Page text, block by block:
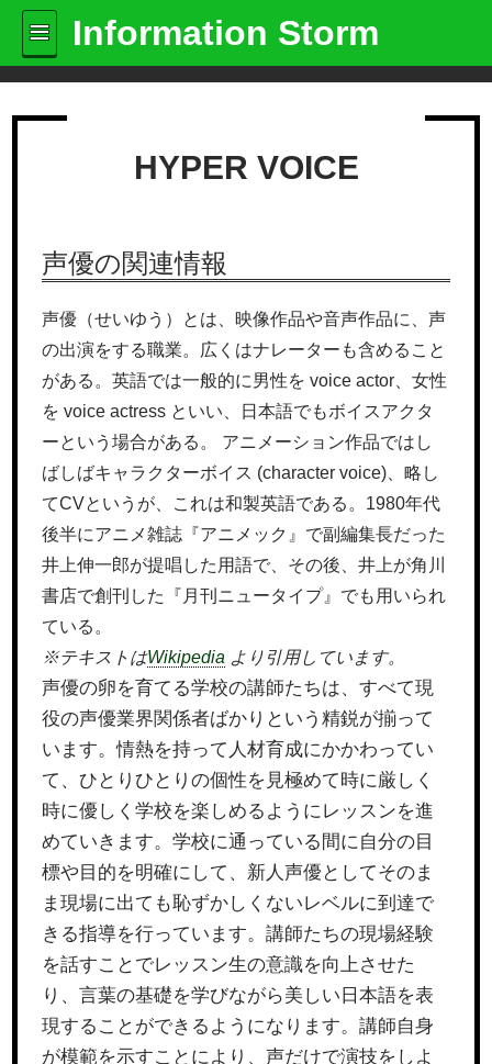
Information Storm
HYPER VOICE
声優の関連情報
声優（せいゆう）とは、映像作品や音声作品に、声
の出演をする職業。広くはナレーターも含めること
がある。英語では一般的に男性を voice actor、女性
を voice actress といい、日本語でもボイスアクタ
ーという場合がある。 アニメーション作品ではし
ばしばキャラクターボイス (character voice)、略し
てCVというが、これは和製英語である。1980年代
後半にアニメ雑誌『アニメック』で副編集長だった
井上伸一郎が提唱した用語で、その後、井上が角川
書店で創刊した『月刊ニュータイプ』でも用いられ
ている。
※テキストはWikipedia より引用しています。
声優の卵を育てる学校の講師たちは、すべて現
役の声優業界関係者ばかりという精鋭が揃って
います。情熱を持って人材育成にかかわってい
て、ひとりひとりの個性を見極めて時に厳しく
時に優しく学校を楽しめるようにレッスンを進
めていきます。学校に通っている間に自分の目
標や目的を明確にして、新人声優としてそのま
ま現場に出ても恥ずかしくないレベルに到達で
きる指導を行っています。講師たちの現場経験
を話すことでレッスン生の意識を向上させた
り、言葉の基礎を学びながら美しい日本語を表
現することができるようになります。講師自身
が模範を示すことにより、声だけで演技をしよ